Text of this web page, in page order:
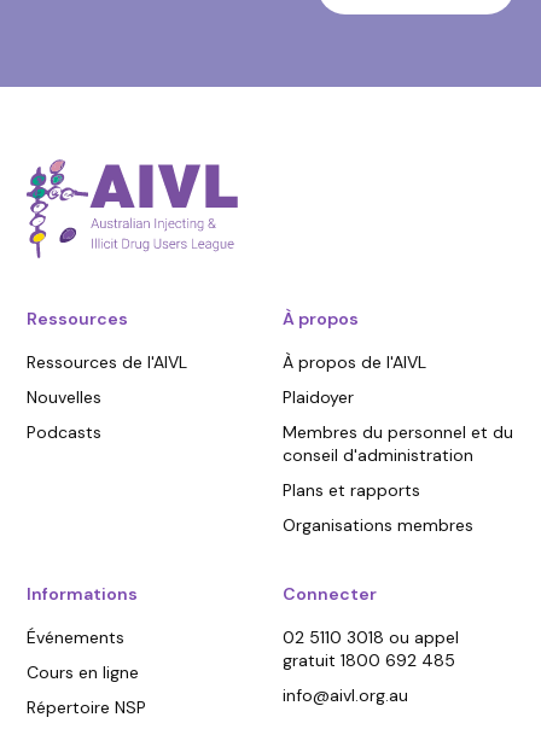
Ressources
Ressources de l'AIVL
Nouvelles
Podcasts
À propos
À propos de l'AIVL
Plaidoyer
Membres du personnel et du
conseil d'administration
Plans et rapports
Organisations membres
Informations
Événements
Cours en ligne
Répertoire NSP
Connecter
02 5110 3018 ou appel
gratuit 1800 692 485
info@aivl.org.au